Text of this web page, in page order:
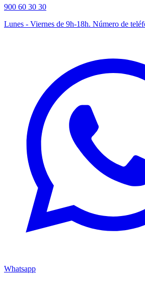
900 60 30 30
Lunes - Viernes de 9h-18h. Número de
Whatsapp